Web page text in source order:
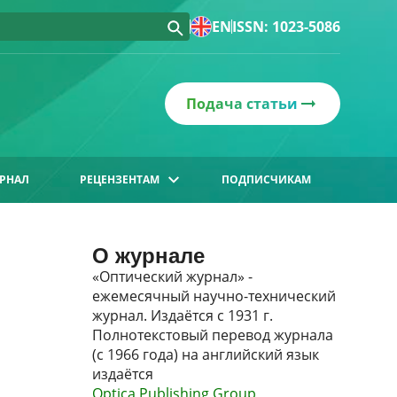
ENISSN: 1023-5086
Подача статьи
РЕЦЕНЗЕНТАМ ПОДПИСЧИКАМ
О журнале
«Оптический журнал» -
ежемесячный научно-технический
журнал. Издаётся с 1931 г.
Полнотекстовый перевод журнала
(с 1966 года) на английский язык
издаётся